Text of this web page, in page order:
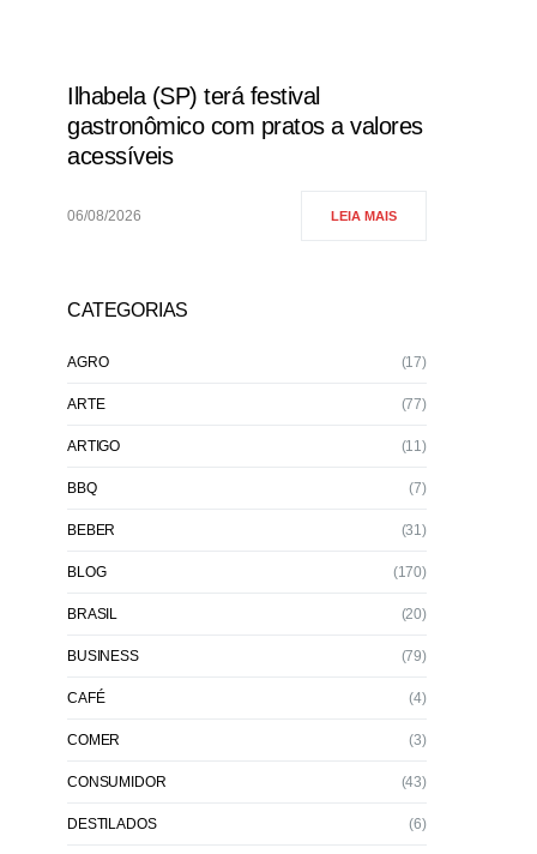
Ilhabela (SP) terá festival
gastronômico com pratos a valores
acessíveis
06/08/2026 LEIA MAIS
CATEGORIAS
AGRO (17)
ARTE (77)
ARTIGO (11)
BBQ (7)
BEBER (31)
BLOG (170)
BRASIL (20)
BUSINESS (79)
CAFÉ (4)
COMER (3)
CONSUMIDOR (43)
DESTILADOS (6)